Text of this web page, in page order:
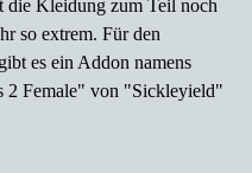
die Kleidung zum Teil noch
so extrem. Für den
es ein Addon namens
2 Female" von "Sickleyield"